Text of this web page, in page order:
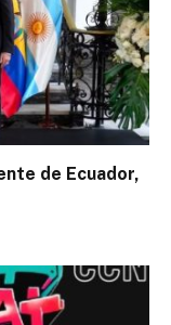
de Ecuador,